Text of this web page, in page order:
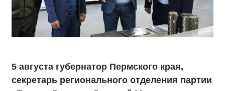
5 августа губернатор Пермского края,
секретарь регионального отделения партии